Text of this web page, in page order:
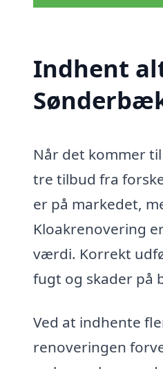
Indhent
Når det kommer
tre tilbud fra
er på markedet,
Kloakrenovering
værdi. Korrekt
fugt og skader på
Ved at indhente
renoveringen